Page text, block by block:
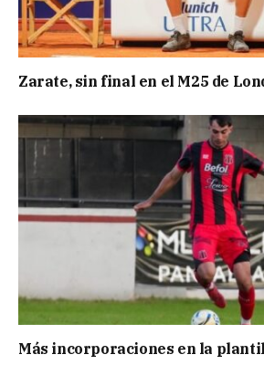
Zarate, sin final en el M25 de
Más incorporaciones en la